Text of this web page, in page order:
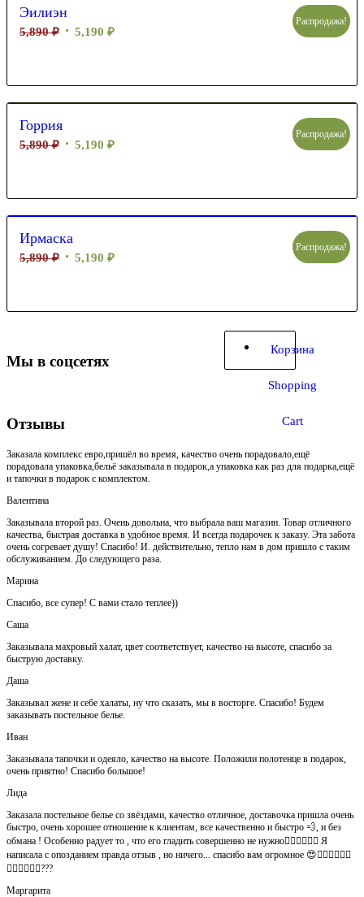
Корзина
Shopping
Cart
Эилиэн
5,890₽ 5,190 ₽
Распродажа!
Горрия
5,890₽ 5,190 ₽
Распродажа!
Ирмаска
5,890₽ 5,190 ₽
Распродажа!
Мы в соцсетях
Отзывы
Заказала комплекс евро,пришёл во время, качество очень порадовало,ещё
порадовала упаковка,бельё заказывала в подарок,а упаковка как раз для подарка,ещё
и тапочки в подарок с комплектом.
Валентина
Заказывала второй раз. Очень довольна, что выбрала ваш магазин. Товар отличного
качества, быстрая доставка в удобное время. И всегда подарочек к заказу. Эта забота
очень согревает душу! Спасибо! И. действительно, тепло нам в дом пришло с таким
обслуживанием. До следующего раза.
Марина
Спасибо, все супер! С вами стало теплее))
Саша
Заказывала махровый халат, цвет соответствует, качество на высоте, спасибо за
быструю доставку.
Даша
Заказывал жене и себе халаты, ну что сказать, мы в восторге. Спасибо! Будем
заказывать постельное белье.
Иван
Заказывала тапочки и одеяло, качество на высоте. Положили полотенце в подарок,
очень приятно! Спасибо большое!
Лида
Заказала постельное белье со звёздами, качество отличное, доставочка пришла очень
быстро, очень хорошее отношение к клиентам, все качественно и быстро 💨, и без
обмана ! Особенно радует то , что его гладить совершенно не нужно👍🏻👍🏻🙈😄 Я
написала с опозданием правда отзыв , но ничего... спасибо вам огромное 😍👍🏻👍🏻👏🏻
👌🏻👌🏻👌🏻???
Маргарита